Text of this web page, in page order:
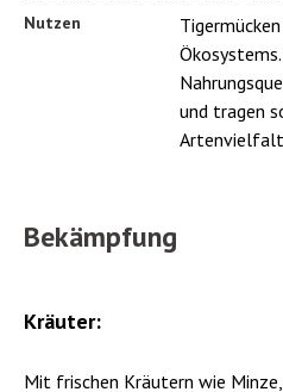
Nutzen
und tragen
Artenvielfalt
Bekämpfung
Kräuter:
Mit frischen Kräutern wie Minze,